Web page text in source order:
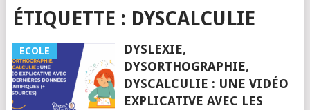
ÉTIQUETTE : DYSCALCULIE
ECOLE
DYSLEXIE,
DYSORTHOGRAPHIE,
DYSCALCULIE : UNE VIDÉO
EXPLICATIVE AVEC LES